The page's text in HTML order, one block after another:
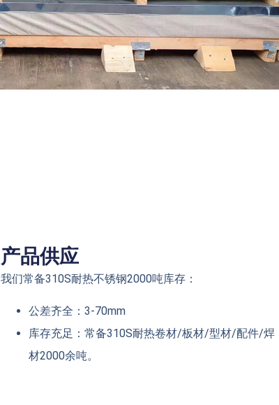
产品供应
我们常备310S耐热不锈钢2000吨库存：
公差齐全：3-70mm
库存充足：常备310S耐热卷材/板材/型材/配件/焊
材2000余吨。